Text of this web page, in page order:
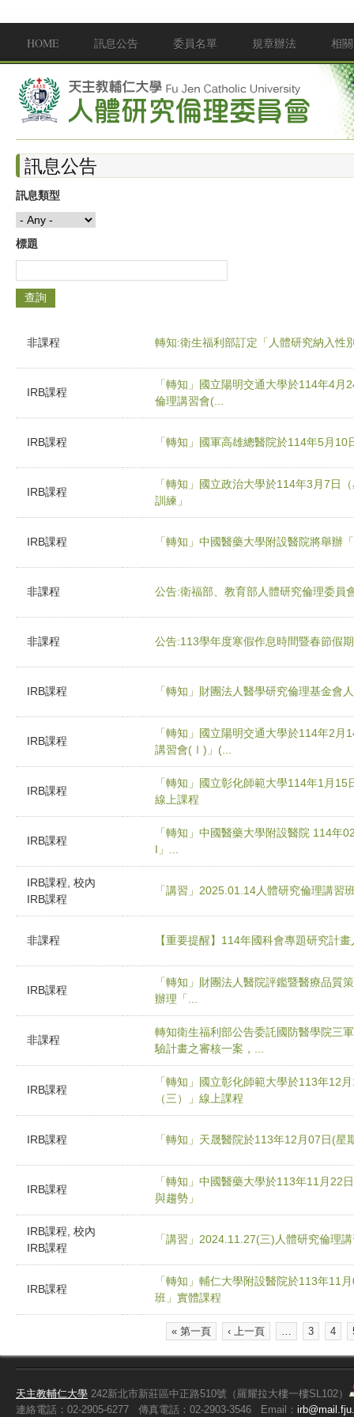
Main menu
HOME 訊息公告 委員名單 規章辦法 相
訊息公告
訊息類型
標題
非課程 轉知:衛生福利部訂定「人體研究納入性
IRB課程
「轉知」國立陽明交通大學於114年4
倫理講習會(...
IRB課程 「轉知」國軍高雄總醫院於114年5月
IRB課程
「轉知」國立政治大學於114年3月7日
訓練」
IRB課程 「轉知」中國醫藥大學附設醫院將舉辦
非課程 公告:衛福部、教育部人體研究倫理委員
非課程 公告:113學年度寒假作息時間暨春節假
IRB課程 「轉知」財團法人醫學研究倫理基金會
IRB課程
「轉知」國立陽明交通大學於114年2
講習會(Ⅰ)」(...
IRB課程
「轉知」國立彰化師範大學114年1月
線上課程
IRB課程
「轉知」中國醫藥大學附設醫院 114年
I」...
IRB課程, 校內
IRB課程
「講習」2025.01.14人體研究倫理講習
非課程 【重要提醒】114年國科會專題研究計
IRB課程
「轉知」財團法人醫院評鑑暨醫療品質
辦理「...
非課程
轉知衛生福利部公告委託國防醫學院三
驗計畫之審核一案，...
IRB課程
「轉知」國立彰化師範大學於113年12
（三）」線上課程
IRB課程 「轉知」天晟醫院於113年12月07日(
IRB課程
「轉知」中國醫藥大學於113年11月22
與趨勢」
IRB課程, 校內
IRB課程
「講習」2024.11.27(三)人體研究倫理
IRB課程
「轉知」輔仁大學附設醫院於113年11
班」實體課程
« 第一頁 ‹ 上一頁 3 4
天主教輔仁大學 242新北市新莊區中正路510號（羅耀拉大樓一樓SL102）
連絡電話：02-2905-6277
傳真電話：02-2903-3546 Email：